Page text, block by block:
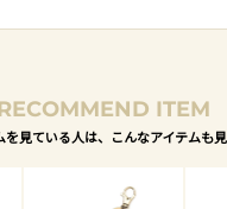
ITEM
を見ている人は、こんなアイテムも